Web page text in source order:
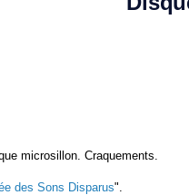
microsillon. Craquements.
des Sons Disparus".